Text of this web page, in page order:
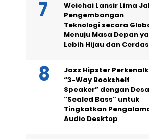
Weichai Lansir Lima
Pengembangan
Teknologi secara
Menuju Masa Depan
Lebih Hijau dan Cerdas
Jazz Hipster
“3-Way Bookshelf
Speaker” dengan
“Sealed Bass” untuk
Tingkatkan
Audio Desktop